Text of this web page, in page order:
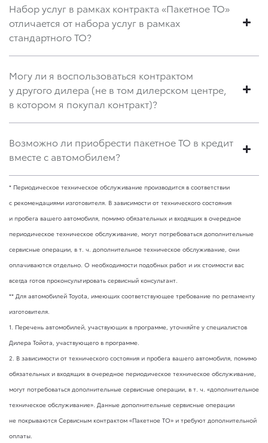
Набор услуг в рамках контракта «Пакетное ТО»
отличается от набора услуг в рамках
стандартного ТО?
Могу ли я воспользоваться контрактом
у другого дилера (не в том дилерском центре,
в котором я покупал контракт)?
Возможно ли приобрести пакетное ТО в кредит
вместе с автомобилем?
* Периодическое техническое обслуживание производится в соответствии
с рекомендациями изготовителя. В зависимости от технического состояния
и пробега вашего автомобиля, помимо обязательных и входящих в очередное
периодическое техническое обслуживание, могут потребоваться дополнительные
сервисные операции, в т. ч. дополнительное техническое обслуживание, они
оплачиваются отдельно. О необходимости подобных работ и их стоимости вас
всегда готов проконсультировать сервисный консультант.
** Для автомобилей Toyota, имеющих соответствующее требование по регламенту
изготовителя.
1. Перечень автомобилей, участвующих в программе, уточняйте у специалистов
Дилера Тойота, участвующего в программе.
2. В зависимости от технического состояния и пробега вашего автомобиля, помимо
обязательных и входящих в очередное периодическое техническое обслуживание,
могут потребоваться дополнительные сервисные операции, в т. ч. «дополнительное
техническое обслуживание». Данные дополнительные сервисные операции
не покрываются Сервисным контрактом «Пакетное ТО» и требуют дополнительной
оплаты.